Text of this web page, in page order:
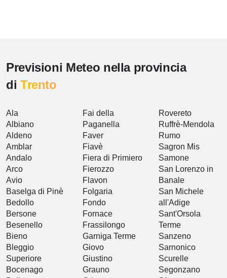
Previsioni Meteo nella provincia
di Trento
Ala
Albiano
Aldeno
Amblar
Andalo
Arco
Avio
Baselga di Pinè
Bedollo
Bersone
Besenello
Bieno
Bleggio
Superiore
Bocenago
Fai della
Paganella
Faver
Fiavè
Fiera di Primiero
Fierozzo
Flavon
Folgaria
Fondo
Fornace
Frassilongo
Garniga Terme
Giovo
Giustino
Grauno
Rovereto
Ruffrè-Mendola
Rumo
Sagron Mis
Samone
San Lorenzo in
Banale
San Michele
all'Adige
Sant'Orsola
Terme
Sanzeno
Sarnonico
Scurelle
Segonzano